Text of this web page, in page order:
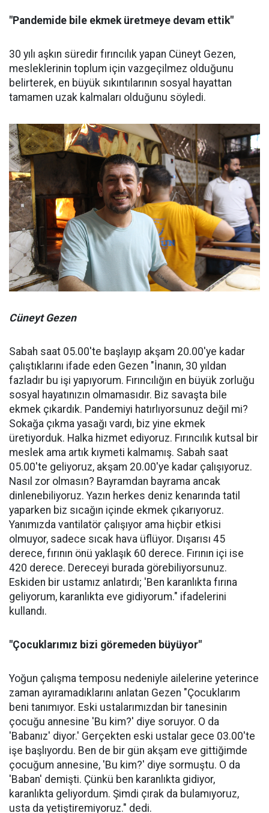
"Pandemide bile ekmek üretmeye devam ettik"
30 yılı aşkın süredir fırıncılık yapan Cüneyt Gezen,
mesleklerinin toplum için vazgeçilmez olduğunu
belirterek, en büyük sıkıntılarının sosyal hayattan
tamamen uzak kalmaları olduğunu söyledi.
Cüneyt Gezen
Sabah saat 05.00'te başlayıp akşam 20.00'ye kadar
çalıştıklarını ifade eden Gezen "İnanın, 30 yıldan
fazladır bu işi yapıyorum. Fırıncılığın en büyük zorluğu
sosyal hayatınızın olmamasıdır. Biz savaşta bile
ekmek çıkardık. Pandemiyi hatırlıyorsunuz değil mi?
Sokağa çıkma yasağı vardı, biz yine ekmek
üretiyorduk. Halka hizmet ediyoruz. Fırıncılık kutsal bir
meslek ama artık kıymeti kalmamış. Sabah saat
05.00'te geliyoruz, akşam 20.00'ye kadar çalışıyoruz.
Nasıl zor olmasın? Bayramdan bayrama ancak
dinlenebiliyoruz. Yazın herkes deniz kenarında tatil
yaparken biz sıcağın içinde ekmek çıkarıyoruz.
Yanımızda vantilatör çalışıyor ama hiçbir etkisi
olmuyor, sadece sıcak hava üflüyor. Dışarısı 45
derece, fırının önü yaklaşık 60 derece. Fırının içi ise
420 derece. Dereceyi burada görebiliyorsunuz.
Eskiden bir ustamız anlatırdı; 'Ben karanlıkta fırına
geliyorum, karanlıkta eve gidiyorum." ifadelerini
kullandı.
"Çocuklarımız bizi göremeden büyüyor"
Yoğun çalışma temposu nedeniyle ailelerine yeterince
zaman ayıramadıklarını anlatan Gezen "Çocuklarım
beni tanımıyor. Eski ustalarımızdan bir tanesinin
çocuğu annesine 'Bu kim?' diye soruyor. O da
'Babanız' diyor.' Gerçekten eski ustalar gece 03.00'te
işe başlıyordu. Ben de bir gün akşam eve gittiğimde
çocuğum annesine, 'Bu kim?' diye sormuştu. O da
'Baban' demişti. Çünkü ben karanlıkta gidiyor,
karanlıkta geliyordum. Şimdi çırak da bulamıyoruz,
usta da yetiştiremiyoruz." dedi.